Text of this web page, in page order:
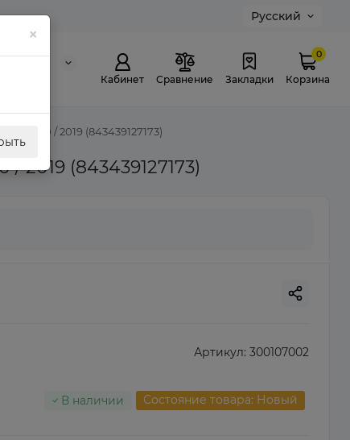
Русский
307
Кабинет Сравнение Закладки
0
Корзина
/ 2020 / 2019 (843439127173)
2019 (843439127173)
×
Артикул: 300107002
В наличии Состояние товара: Новый